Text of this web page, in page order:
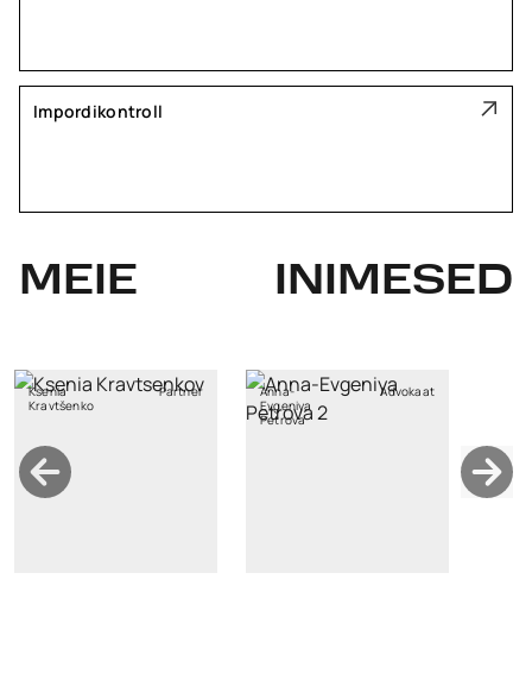
Impordikontroll
MEIE INIMESED
Ksenia
Kravtšenko
Partner
Anna-
Evgeniya
Petrova
Advokaat